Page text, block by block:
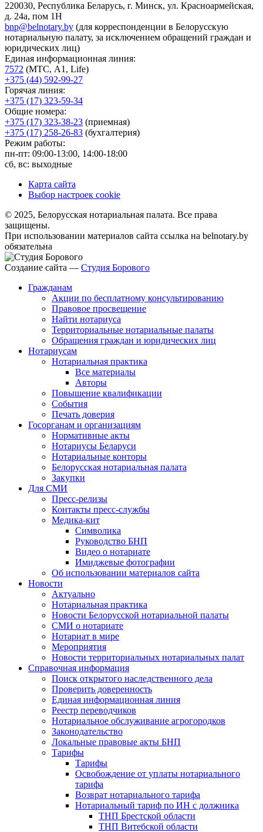
220030, Республика Беларусь, г. Минск, ул. Красноармейская,
д. 24а, пом 1Н
bnp@belnotary.by (для корреспонденции в Белорусскую
нотариальную палату, за исключением обращений граждан и
юридических лиц)
Единая информационная линия:
7572 (МТС, A1, Life)
+375 (44) 592-99-27
Горячая линия:
+375 (17) 323-59-34
Общие номера:
+375 (17) 323-38-23 (приемная)
+375 (17) 258-26-83 (бухгалтерия)
Режим работы:
пн-пт: 09:00-13:00, 14:00-18:00
сб, вс: выходные
Карта сайта
Выбор настроек cookie
© 2025, Белорусская нотариальная палата. Все права
защищены.
При использовании материалов сайта ссылка на belnotary.by
обязательна
Создание сайта — Студия Борового
Гражданам
Акции по бесплатному консультированию
Правовое просвещение
Найти нотариуса
Территориальные нотариальные палаты
Обращения граждан и юридических лиц
Нотариусам
Нотариальная практика
Все материалы
Авторы
Повышение квалификации
События
Печать доверия
Госорганам и организациям
Нормативные акты
Нотариусы Беларуси
Нотариальные конторы
Белорусская нотариальная палата
Закупки
Для СМИ
Пресс-релизы
Контакты пресс-службы
Медика-кит
Символика
Руководство БНП
Видео о нотариате
Имиджевые фотографии
Об использовании материалов сайта
Новости
Актуально
Нотариальная практика
Новости Белорусской нотариальной палаты
СМИ о нотариате
Нотариат в мире
Мероприятия
Новости территориальных нотариальных палат
Справочная информация
Поиск открытого наследственного дела
Проверить доверенность
Единая информационная линия
Реестр переводчиков
Нотариальное обслуживание агрогородков
Законодательство
Локальные правовые акты БНП
Тарифы
Тарифы
Освобождение от уплаты нотариального
тарифа
Возврат нотариального тарифа
Нотариальный тариф по ИН с должника
ТНП Брестской области
ТНП Витебской области